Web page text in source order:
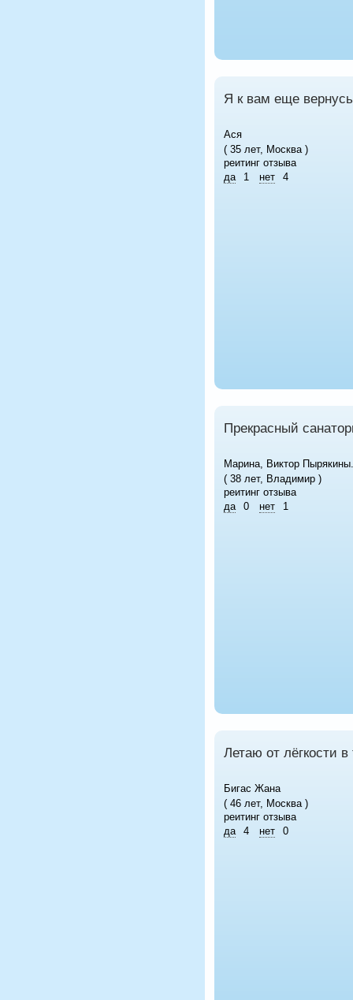
Я к вам еще
Ася
( 35 лет, Москва )
реитинг отзыва
да
1 нет 4
Прекрасный
Марина, Виктор Пырякины.
( 38 лет, Владимир )
реитинг отзыва
да
0 нет 1
Летаю от лёгкости в
Бигас Жана
( 46 лет, Москва )
реитинг отзыва
да
4 нет 0